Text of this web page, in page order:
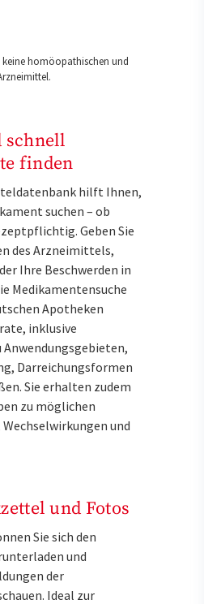
homöopathischen und
schnell
finden
hilft Ihnen,
suchen – ob
Geben Sie
des Arzneimittels,
Ihre Beschwerden in
Medikamentensuche
Apotheken
inklusive
Darreichungsformen
Sie erhalten zudem
zu möglichen
und
und Fotos
Sie sich den
und
der
Ideal zur